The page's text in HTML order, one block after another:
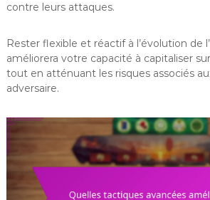
contre leurs attaques.
Rester flexible et réactif à l’évolution de
améliorera votre capacité à capitaliser
tout en atténuant les risques associés
adversaire.